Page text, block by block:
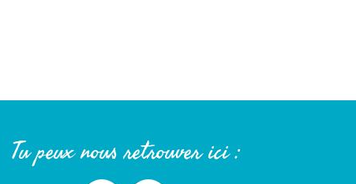
Tu peux nous retrouver ici :